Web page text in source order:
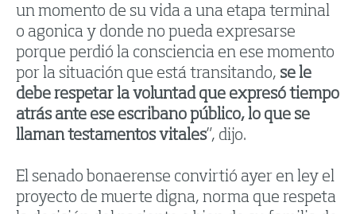
un momento de su vida a una etapa terminal
o agonica y donde no pueda expresarse
porque perdió la consciencia en ese momento
por la situación que está transitando, se le
debe respetar la voluntad que expresó tiempo
atrás ante ese escribano público, lo que se
llaman testamentos vitales”, dijo.
El senado bonaerense convirtió ayer en ley el
proyecto de muerte digna, norma que respeta